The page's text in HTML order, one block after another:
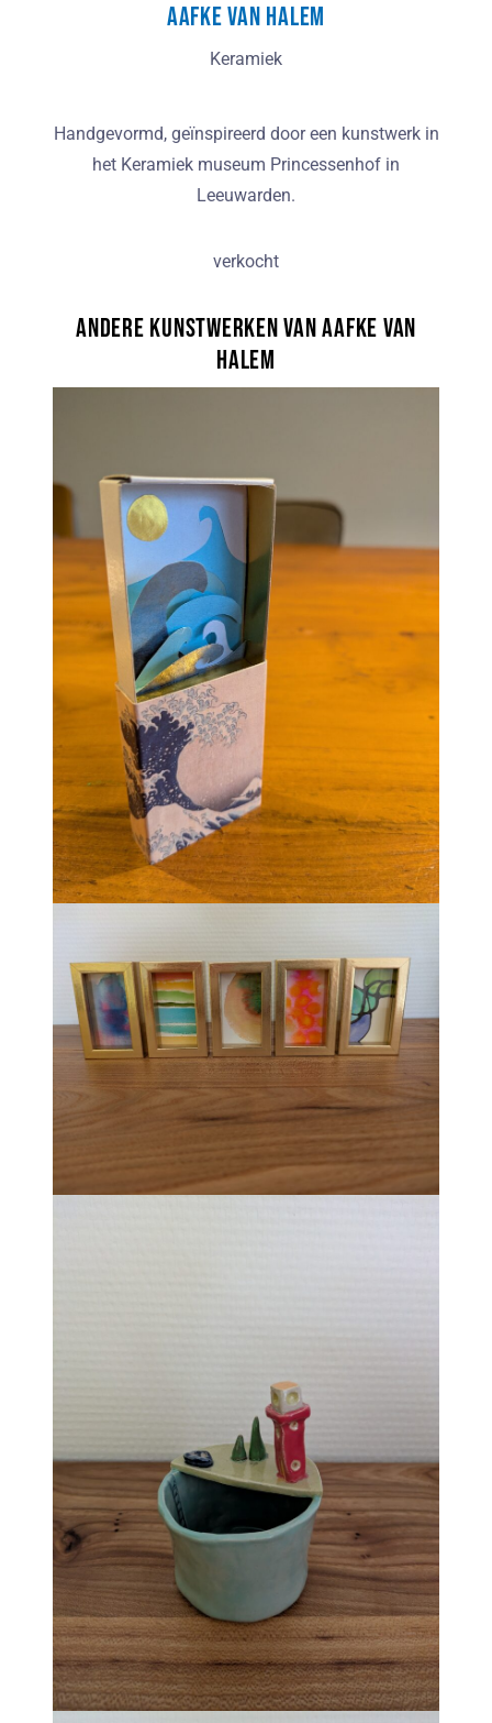
Aafke van Halem
Keramiek
Handgevormd, geïnspireerd door een kunstwerk in
het Keramiek museum Princessenhof in
Leeuwarden.
verkocht
Andere kunstwerken van Aafke van
Halem